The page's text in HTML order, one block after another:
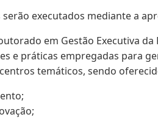
executados mediante a
em Gestão Executiva
e práticas empregadas para
temáticos, sendo